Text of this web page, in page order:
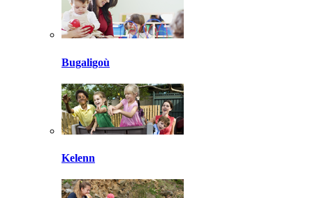
Bugaligoù
Kelenn